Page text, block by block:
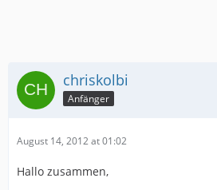
chriskolbi
Anfänger
August 14, 2012 at 01:02
Hallo zusammen,